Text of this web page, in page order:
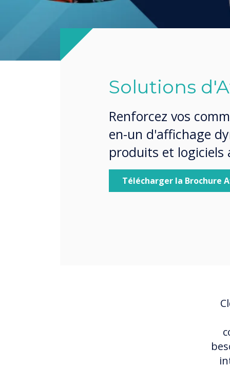
Solutions
Renforcez vos
en-un d'affichage
produits et logiciels
Télécharger la Brochure